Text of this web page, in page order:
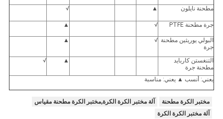
مطحنة نايلون ▲
√
جرة مطحنة PTFE √
▲
البولي يوريثين مطحنة
جرة
√
▲
التنغستن كاربايد
مطحنة جرة
▲
√
يعني: أنسب ▲ يعني: مناسبة
مختبر الكرة مطحنة
آلة مختبر الكرة الكرة,مختبر الكرة مطحنة مقياس
آلة مختبر الكرة الكرة